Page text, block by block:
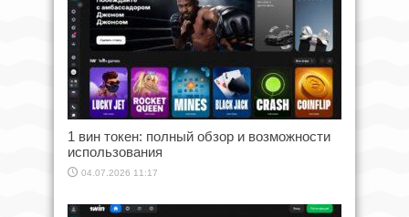
1 вин токен: полный обзор и возможности
использования
04.07.2026 11:17